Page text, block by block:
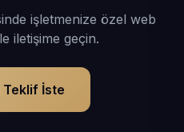
işletmenize özel web
iletişime geçin.
Teklif İste